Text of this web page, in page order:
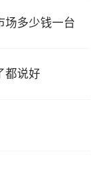
场多少钱一台
都说好